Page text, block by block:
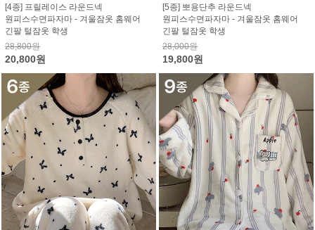
[4종] 프릴레이스 라운드넥
원피스수면파자마 - 겨울잠옷 홈웨어
긴팔 털잠옷 학생
28,800원
20,800원
[5종] 뽀용단추 라운드넥
원피스수면파자마 - 겨울잠옷 홈웨어
긴팔 털잠옷 학생
28,000원
19,800원